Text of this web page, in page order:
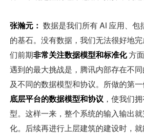
张瀚元： 数据是我们所有 AI 应用、包
的基石。没有数据，我们无法很好地
们前期非常关注数据模型和标准化 方
遇到的最大挑战是，腾讯内部存在不
及不同的数据模型和协议。所做的第
底层平台的数据模型和协议 ，使我们
型。这样一来，整个系统的输入输出
化。后续再进行上层建筑的建设时，